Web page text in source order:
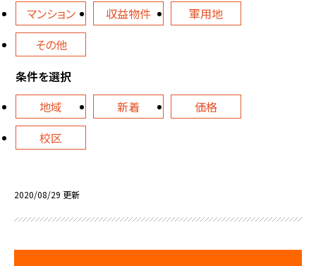
マンション
収益物件
軍用地
その他
条件を選択
地域
新着
価格
校区
2020/08/29 更新